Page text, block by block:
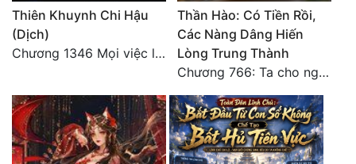
Thiên Khuynh Chi Hậu
(Dịch)
Chương 1346 Mọi việc lấy tất - Đại Kết Cục (2)
Thần Hào: Có Tiền Rồi,
Các Nàng Dâng Hiến
Lòng Trung Thành
Chương 766: Ta cho ngươi tham mưu một chút